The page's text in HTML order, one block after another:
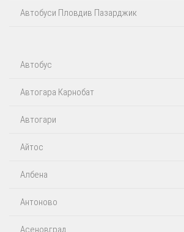
Автобуси Пловдив Пазарджик
Автобус
Автогара Карнобат
Автогари
Айтос‎
Албена
Антоново
Асеновград